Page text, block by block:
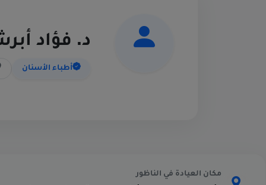
د. فؤاد
أطباء الأسنان
مكان العيادة في الناظور